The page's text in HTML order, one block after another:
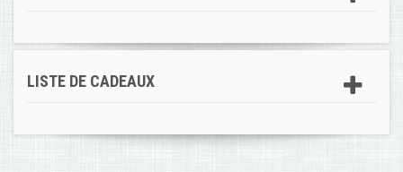
LISTE DE CADEAUX